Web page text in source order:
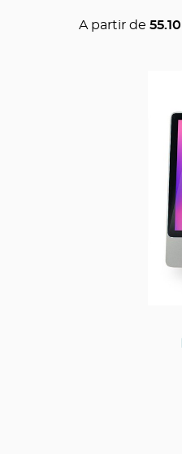
A partir de 55.10